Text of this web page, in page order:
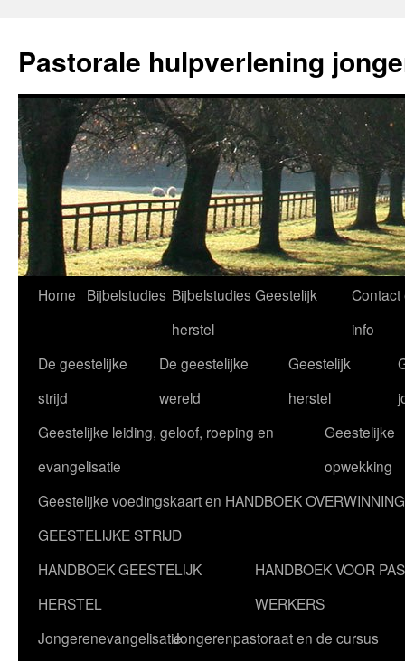
de
inhoud
Pastorale hulpverlening
Home Bijbelstudies Bijbelstudies Geestelijk
herstel
Contact
info
De geestelijke
strijd
De geestelijke
wereld
Geestelijk
herstel
Geestelijke leiding, geloof, roeping en
evangelisatie
Geestelijke
opwekking
Geestelijke voedingskaart en HANDBOEK
GEESTELIJKE STRIJD
HANDBOEK GEESTELIJK
HERSTEL
HANDBOEK VOOR
WERKERS
JongerenevangelisatieJongerenpastoraat en de cursus